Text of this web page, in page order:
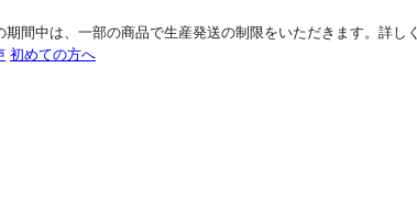
生産発送の制限をいただきます。詳しくはこちらをご覧ください
初めての方へ